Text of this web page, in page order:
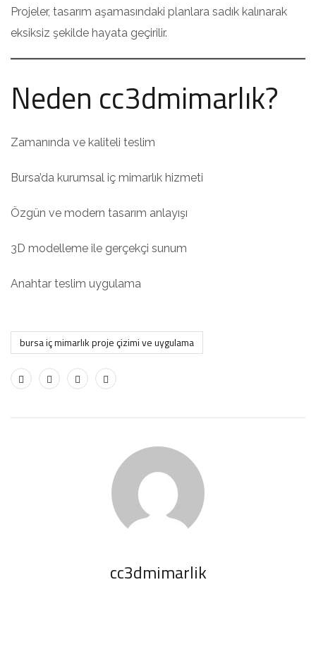
Projeler, tasarım aşamasındaki planlara sadık kalınarak
eksiksiz şekilde hayata geçirilir.
Neden cc3dmimarlık?
Zamanında ve kaliteli teslim
Bursa’da kurumsal iç mimarlık hizmeti
Özgün ve modern tasarım anlayışı
3D modelleme ile gerçekçi sunum
Anahtar teslim uygulama
bursa i̇ç mimarlık proje çizimi ve uygulama
cc3dmimarlik